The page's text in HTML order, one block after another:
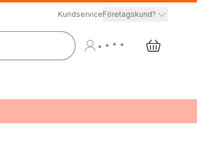
KundserviceFöretagskund?